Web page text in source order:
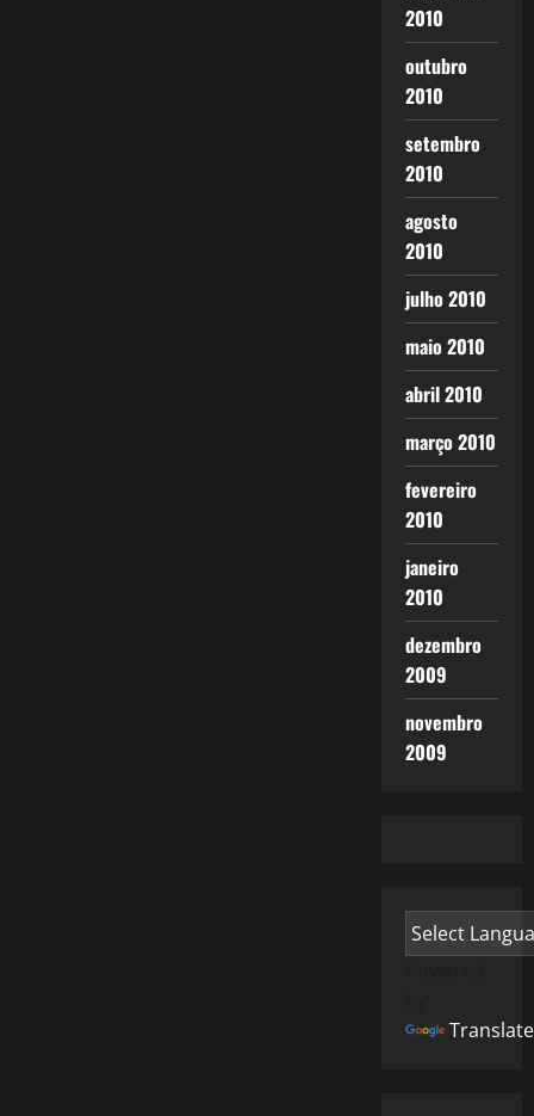
2010
outubro
2010
setembro
2010
agosto
2010
julho 2010
maio 2010
abril 2010
março 2010
fevereiro
2010
janeiro
2010
dezembro
2009
novembro
2009
Translate